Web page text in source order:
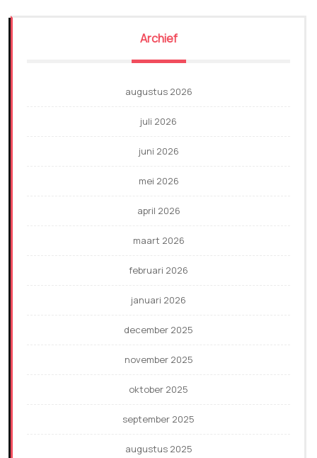
Archief
augustus 2026
juli 2026
juni 2026
mei 2026
april 2026
maart 2026
februari 2026
januari 2026
december 2025
november 2025
oktober 2025
september 2025
augustus 2025